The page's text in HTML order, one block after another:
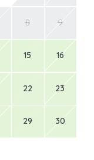
8 9
15 16
22 23
29 30